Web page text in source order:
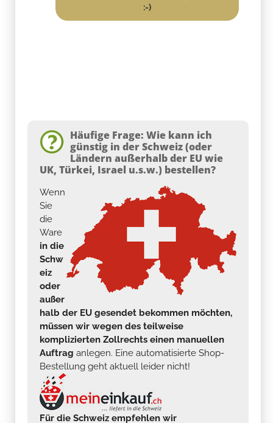
:-)
Häufige Frage: Wie kann ich
günstig in der Schweiz (oder
Ländern außerhalb der EU wie
UK, Türkei, Israel u.s.w.) bestellen?
Wenn
Sie
die
Ware
in die
Schw
eiz
oder
außer
halb der EU gesendet bekommen möchten,
müssen wir wegen des teilweise
komplizierten Zollrechts einen manuellen
Auftrag anlegen. Eine automatisierte Shop-
Bestellung geht aktuell leider nicht!
Für die Schweiz empfehlen wir